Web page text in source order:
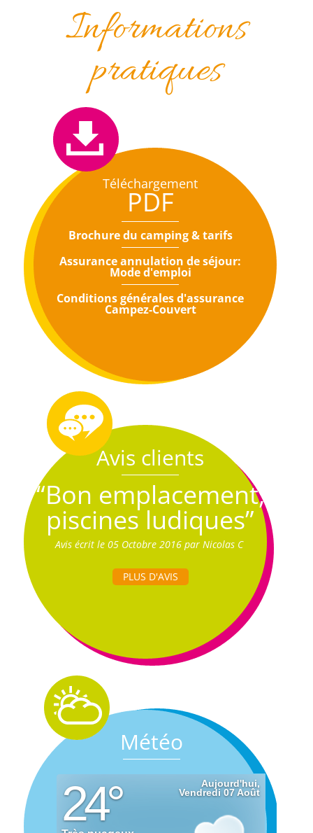
Informations
pratiques
Téléchargement
PDF
Brochure du camping & tarifs
Assurance annulation de séjour:
Mode d'emploi
Conditions générales d'assurance
Campez-Couvert
Avis clients
“Bon emplacement,
piscines ludiques”
Avis écrit le 05 Octobre 2016 par Nicolas C
PLUS D'AVIS
Météo